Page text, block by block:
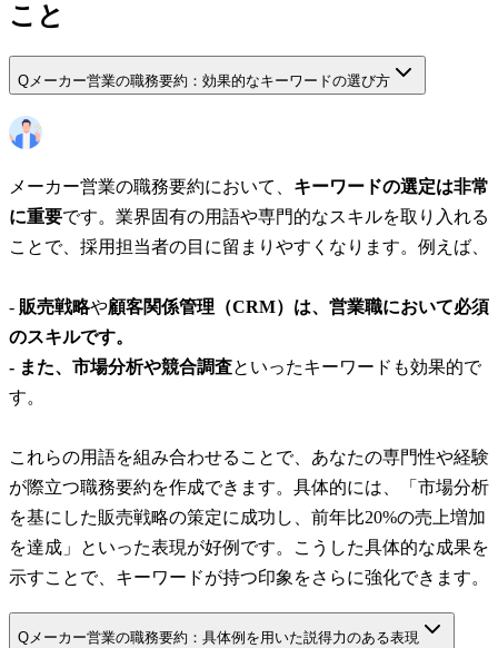
こと
Q メーカー営業の職務要約：効果的なキーワードの選び方
メーカー営業の職務要約において、 キーワードの選定は非常
に重要です。業界固有の用語や専門的なスキルを取り入れる
ことで、採用担当者の目に留まりやすくなります。例えば、
- 販売戦略や顧客関係管理（CRM） は、営業職において必須
のスキルです。
- また、 市場分析や競合調査といったキーワードも効果的で
す。
これらの用語を組み合わせることで、あなたの専門性や経験
が際立つ職務要約を作成できます。具体的には、「市場分析
を基にした販売戦略の策定に成功し、前年比20%の売上増加
を達成」といった表現が好例です。こうした具体的な成果を
示すことで、キーワードが持つ印象をさらに強化できます。
Qメーカー営業の職務要約：具体例を用いた説得力のある表現